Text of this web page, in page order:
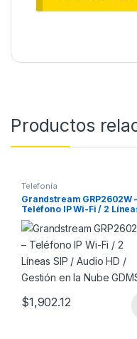
Productos
Telefonía
Grandstream GRP2602W
Teléfono IP Wi-Fi / 2
SIP / Audio HD / Gestión en
Nube GDMS
$1,902.12